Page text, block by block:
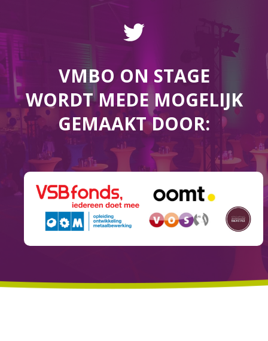
VMBO ON STAGE
WORDT MEDE MOGELIJK
GEMAAKT DOOR: